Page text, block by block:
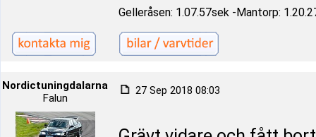
Gelleråsen: 1.07.57sek -Mantorp:
Nordictuningdalarna
Falun
27 Sep 2018 08:03